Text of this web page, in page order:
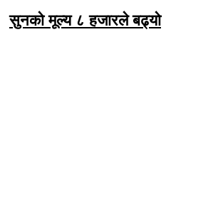
सुनको मूल्य ८ हजारले बढ्यो